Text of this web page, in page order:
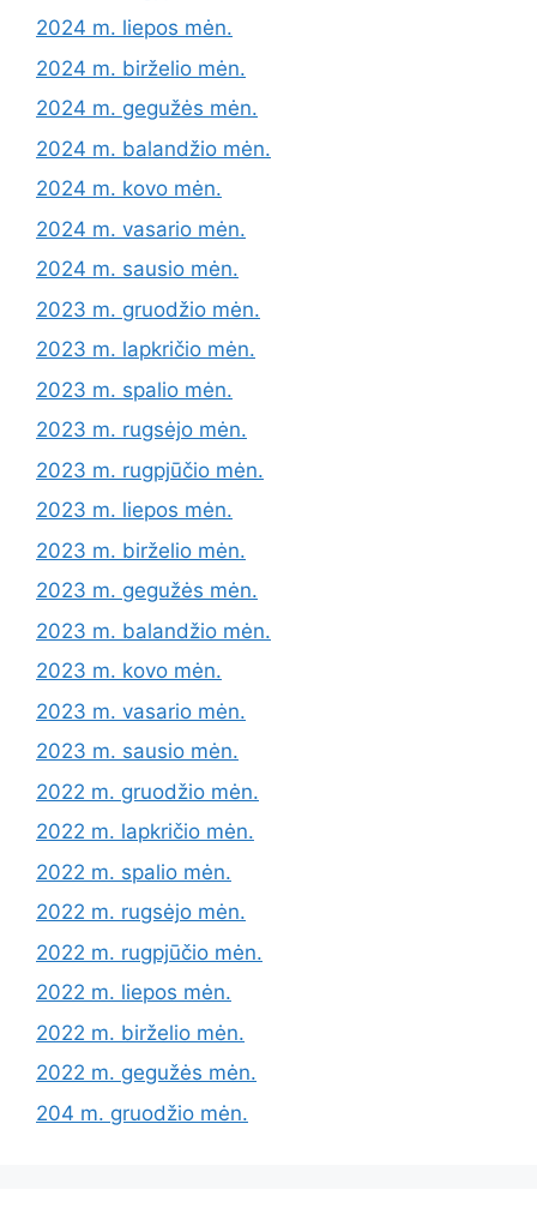
2024 m. liepos mėn.
2024 m. birželio mėn.
2024 m. gegužės mėn.
2024 m. balandžio mėn.
2024 m. kovo mėn.
2024 m. vasario mėn.
2024 m. sausio mėn.
2023 m. gruodžio mėn.
2023 m. lapkričio mėn.
2023 m. spalio mėn.
2023 m. rugsėjo mėn.
2023 m. rugpjūčio mėn.
2023 m. liepos mėn.
2023 m. birželio mėn.
2023 m. gegužės mėn.
2023 m. balandžio mėn.
2023 m. kovo mėn.
2023 m. vasario mėn.
2023 m. sausio mėn.
2022 m. gruodžio mėn.
2022 m. lapkričio mėn.
2022 m. spalio mėn.
2022 m. rugsėjo mėn.
2022 m. rugpjūčio mėn.
2022 m. liepos mėn.
2022 m. birželio mėn.
2022 m. gegužės mėn.
204 m. gruodžio mėn.